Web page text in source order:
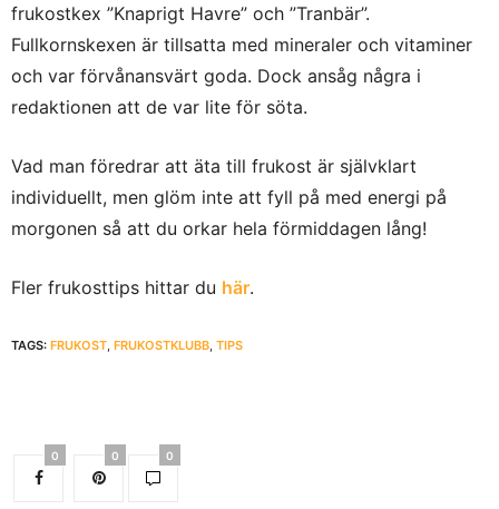
frukostkex ”Knaprigt Havre” och ”Tranbär”.
Fullkornskexen är tillsatta med mineraler och vitaminer
och var förvånansvärt goda. Dock ansåg några i
redaktionen att de var lite för söta.
Vad man föredrar att äta till frukost är självklart
individuellt, men glöm inte att fyll på med energi på
morgonen så att du orkar hela förmiddagen lång!
Fler frukosttips hittar du här.
TAGS: FRUKOST FRUKOSTKLUBB TIPS
0 0 0